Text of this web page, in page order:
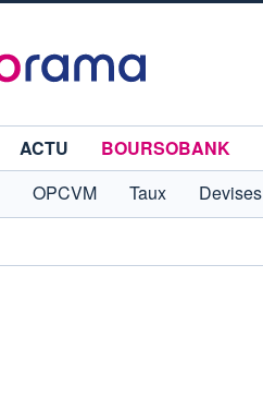
ACTU
BOURSOBANK
OPCVM Taux Devises